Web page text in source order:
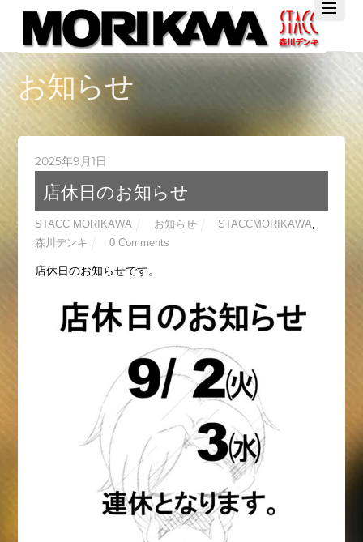
TwitterFacebook
YouTube
お知らせ
2025年9月1日
店休日のお知らせ
STACC MORIKAWA お知らせ STACCMORIKAWA
森川デンキ
0 Comments
店休日のお知らせです。